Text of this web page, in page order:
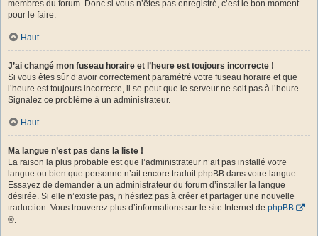
membres du forum. Donc si vous n’êtes pas enregistré, c’est le bon moment
pour le faire.
Haut
J’ai changé mon fuseau horaire et l’heure est toujours incorrecte !
Si vous êtes sûr d’avoir correctement paramétré votre fuseau horaire et que
l’heure est toujours incorrecte, il se peut que le serveur ne soit pas à l’heure.
Signalez ce problème à un administrateur.
Haut
Ma langue n’est pas dans la liste !
La raison la plus probable est que l’administrateur n’ait pas installé votre
langue ou bien que personne n’ait encore traduit phpBB dans votre langue.
Essayez de demander à un administrateur du forum d’installer la langue
désirée. Si elle n’existe pas, n’hésitez pas à créer et partager une nouvelle
traduction. Vous trouverez plus d’informations sur le site Internet de phpBB
®.